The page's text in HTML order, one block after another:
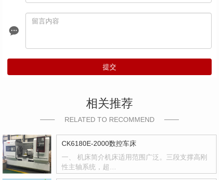
提交
相关推荐
RELATED TO RECOMMEND
CK6180E-2000数控车床
一、 机床简介机床适用范围广泛。三段支撑高刚
性主轴系统，超…